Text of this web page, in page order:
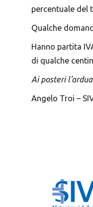
percentuale del
Qualche
Hanno partita
di qualche
Ai posteri
Angelo Troi –